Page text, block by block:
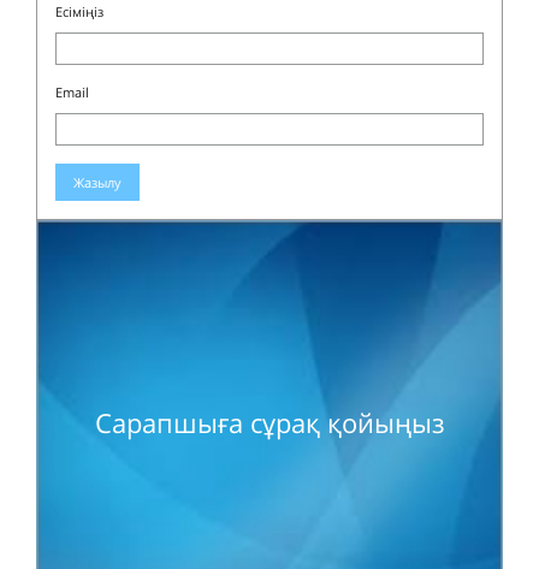
Есіміңіз
Email
Жазылу
Сарапшыға сұрақ қойыңыз